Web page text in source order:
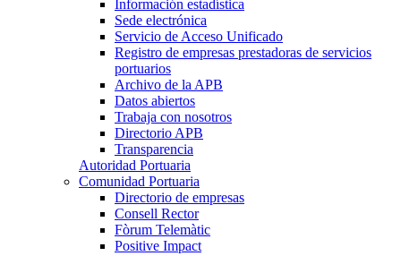
Información estadística
Sede electrónica
Servicio de Acceso Unificado
Registro de empresas prestadoras de servicios
portuarios
Archivo de la APB
Datos abiertos
Trabaja con nosotros
Directorio APB
Transparencia
Autoridad Portuaria
Comunidad Portuaria
Directorio de empresas
Consell Rector
Fòrum Telemàtic
Positive Impact